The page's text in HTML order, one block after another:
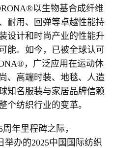
以生物基合成纤维
耐用、回弹等卓越性能持
设计和时尚产业的性能升
能。如今，已被全球认可
，广泛应用在运动休
、高端时装、地毯、人造
知名服装与家居品牌信赖
个纺织行业的变革。
年里程碑之际，
举办的2025中国国际纺织